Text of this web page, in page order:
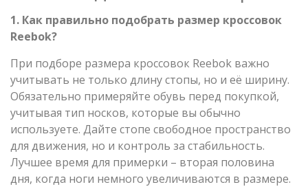
1. Как правильно подобрать размер кроссовок
Reebok?
При подборе размера кроссовок Reebok важно
учитывать не только длину стопы, но и её ширину.
Обязательно примеряйте обувь перед покупкой,
учитывая тип носков, которые вы обычно
используете. Дайте стопе свободное пространство
для движения, но и контроль за стабильность.
Лучшее время для примерки – вторая половина
дня, когда ноги немного увеличиваются в размере.